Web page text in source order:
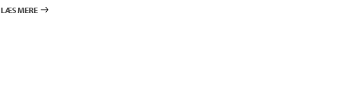
LÆS MERE